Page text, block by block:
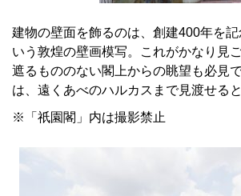
建物の壁面を飾るのは、創建400年を
いう敦煌の壁画模写。これがかなり見
遮るもののない閣上からの眺望も必見
は、遠くあべのハルカスまで見渡せると
※「祇園閣」内は撮影禁止